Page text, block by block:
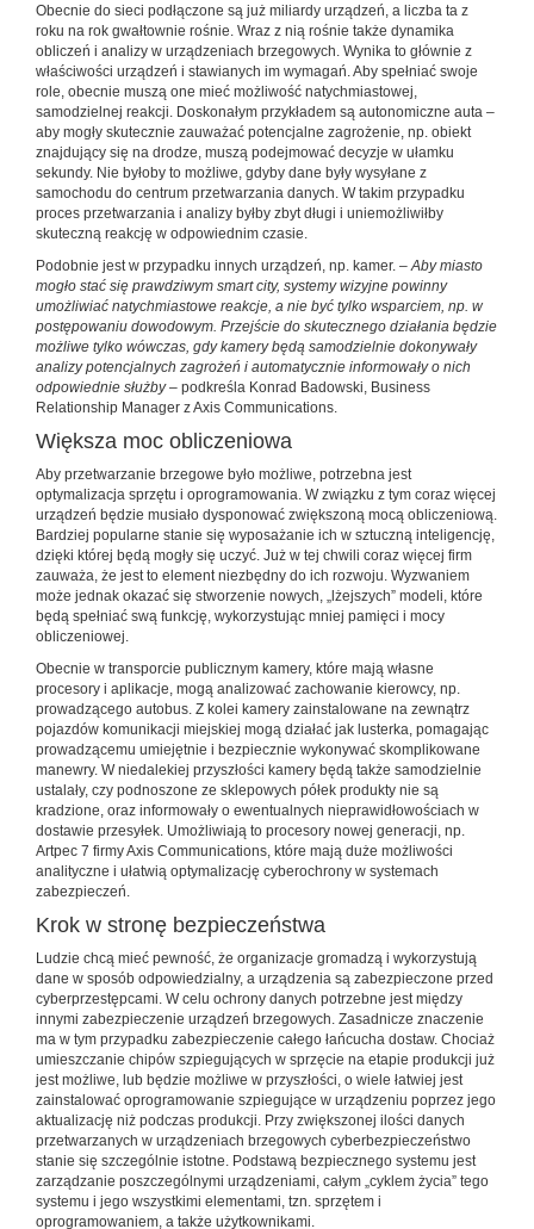
Obecnie do sieci podłączone są już miliardy urządzeń, a liczba ta z
roku na rok gwałtownie rośnie. Wraz z nią rośnie także dynamika
obliczeń i analizy w urządzeniach brzegowych. Wynika to głównie z
właściwości urządzeń i stawianych im wymagań. Aby spełniać swoje
role, obecnie muszą one mieć możliwość natychmiastowej,
samodzielnej reakcji. Doskonałym przykładem są autonomiczne auta –
aby mogły skutecznie zauważać potencjalne zagrożenie, np. obiekt
znajdujący się na drodze, muszą podejmować decyzje w ułamku
sekundy. Nie byłoby to możliwe, gdyby dane były wysyłane z
samochodu do centrum przetwarzania danych. W takim przypadku
proces przetwarzania i analizy byłby zbyt długi i uniemożliwiłby
skuteczną reakcję w odpowiednim czasie.
Podobnie jest w przypadku innych urządzeń, np. kamer. –Aby miasto
mogło stać się prawdziwym smart city, systemy wizyjne powinny
umożliwiać natychmiastowe reakcje, a nie być tylko wsparciem, np. w
postępowaniu dowodowym. Przejście do skutecznego działania będzie
możliwe tylko wówczas, gdy kamery będą samodzielnie dokonywały
analizy potencjalnych zagrożeń i automatycznie informowały o nich
odpowiednie służby– podkreśla Konrad Badowski, Business
Relationship Manager z Axis Communications.
Większa moc obliczeniowa
Aby przetwarzanie brzegowe było możliwe, potrzebna jest
optymalizacja sprzętu i oprogramowania. W związku z tym coraz więcej
urządzeń będzie musiało dysponować zwiększoną mocą obliczeniową.
Bardziej popularne stanie się wyposażanie ich w sztuczną inteligencję,
dzięki której będą mogły się uczyć. Już w tej chwili coraz więcej firm
zauważa, że jest to element niezbędny do ich rozwoju. Wyzwaniem
może jednak okazać się stworzenie nowych, „lżejszych” modeli, które
będą spełniać swą funkcję, wykorzystując mniej pamięci i mocy
obliczeniowej.
Obecnie w transporcie publicznym kamery, które mają własne
procesory i aplikacje, mogą analizować zachowanie kierowcy, np.
prowadzącego autobus. Z kolei kamery zainstalowane na zewnątrz
pojazdów komunikacji miejskiej mogą działać jak lusterka, pomagając
prowadzącemu umiejętnie i bezpiecznie wykonywać skomplikowane
manewry. W niedalekiej przyszłości kamery będą także samodzielnie
ustalały, czy podnoszone ze sklepowych półek produkty nie są
kradzione, oraz informowały o ewentualnych nieprawidłowościach w
dostawie przesyłek. Umożliwiają to procesory nowej generacji, np.
Artpec 7 firmy Axis Communications, które mają duże możliwości
analityczne i ułatwią optymalizację cyberochrony w systemach
zabezpieczeń.
Krok w stronę bezpieczeństwa
Ludzie chcą mieć pewność, że organizacje gromadzą i wykorzystują
dane w sposób odpowiedzialny, a urządzenia są zabezpieczone przed
cyberprzestępcami. W celu ochrony danych potrzebne jest między
innymi zabezpieczenie urządzeń brzegowych. Zasadnicze znaczenie
ma w tym przypadku zabezpieczenie całego łańcucha dostaw. Chociaż
umieszczanie chipów szpiegujących w sprzęcie na etapie produkcji już
jest możliwe, lub będzie możliwe w przyszłości, o wiele łatwiej jest
zainstalować oprogramowanie szpiegujące w urządzeniu poprzez jego
aktualizację niż podczas produkcji. Przy zwiększonej ilości danych
przetwarzanych w urządzeniach brzegowych cyberbezpieczeństwo
stanie się szczególnie istotne. Podstawą bezpiecznego systemu jest
zarządzanie poszczególnymi urządzeniami, całym „cyklem życia” tego
systemu i jego wszystkimi elementami, tzn. sprzętem i
oprogramowaniem, a także użytkownikami.